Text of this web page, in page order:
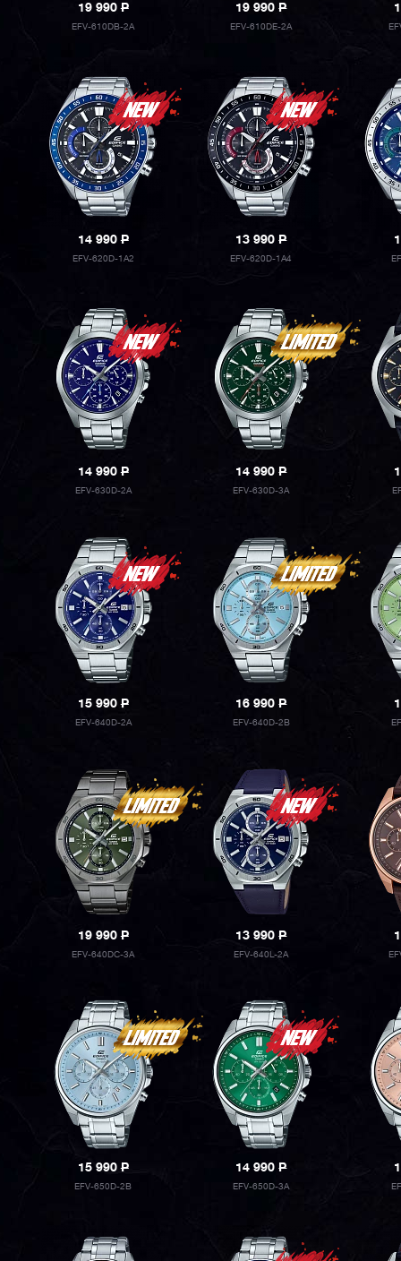
19 990P
EFV-610DB-2A
19 990P
EFV-610DE-2A
14 990P
EFV-620D-1A2
13 990P
EFV-620D-1A4
14 990P
EFV-630D-2A
14 990P
EFV-630D-3A
15 990P
EFV-640D-2A
16 990P
EFV-640D-2B
19 990P
EFV-640DC-3A
13 990P
EFV-640L-2A
15 990P
EFV-650D-2B
14 990P
EFV-650D-3A